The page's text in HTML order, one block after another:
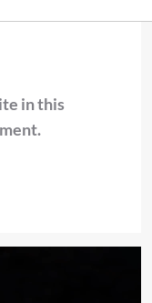
in this